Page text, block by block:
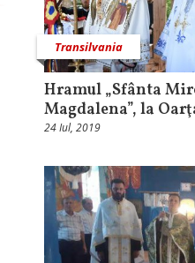
Transilvania
Hramul „Sfânta
Magdalena”, la
24 Iul, 2019